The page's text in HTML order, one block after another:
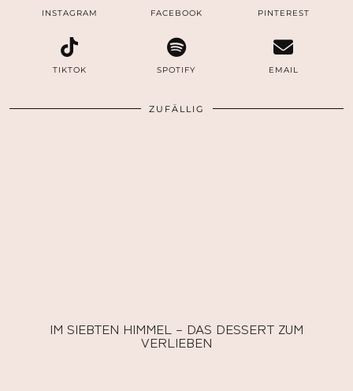
INSTAGRAM FACEBOOK PINTEREST
TIKTOK SPOTIFY EMAIL
ZUFÄLLIG
IM SIEBTEN HIMMEL – DAS DESSERT ZUM
VERLIEBEN